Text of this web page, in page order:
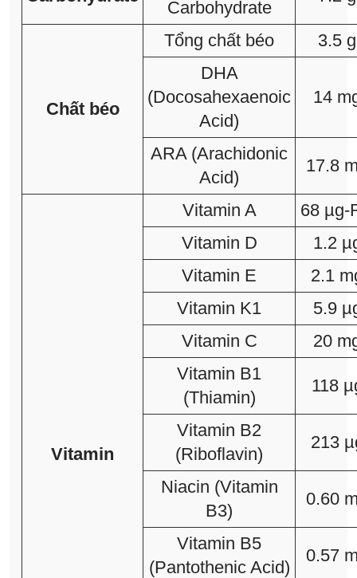
Carbohydrate
Chất béo
Tổng chất béo
3.5 g
DHA
(Docosahexaenoic
Acid)
14
ARA (Arachidonic
Acid)
17.8
Vitamin
Vitamin A
68 µg-
Vitamin D
1.2
Vitamin E
2.1
Vitamin K1
5.9
Vitamin C
20
Vitamin B1
(Thiamin)
118
Vitamin B2
(Riboflavin)
213
Niacin (Vitamin
B3)
0.60
Vitamin B5
(Pantothenic Acid)
0.57